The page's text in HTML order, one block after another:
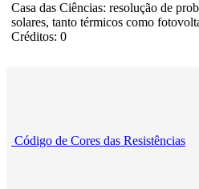
Casa das Ciências: resolução de
solares, tanto térmicos como
Créditos: 0
Código de Cores das Resistências